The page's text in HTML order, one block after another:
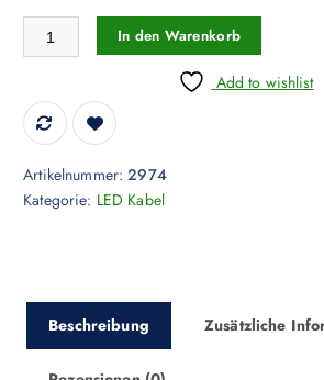
5m 4 PIN LED Kabel Verlängerung für
In den Warenkorb
Add to wishlist
Artikelnummer:2974
Kategorie: LED Kabel
Beschreibung Zusätzliche